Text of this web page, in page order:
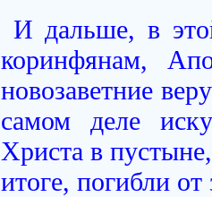
И дальше, в
коринфянам,
новозаветние
самом деле
Христа в
итоге, погибли от